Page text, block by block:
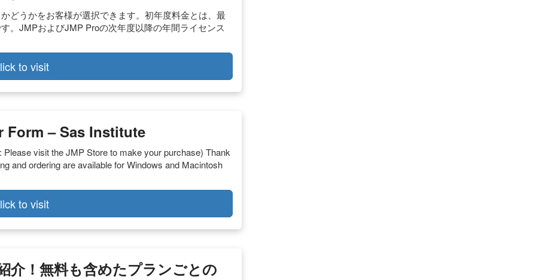
どうかをお客様が選択できます。初年度料金とは、最
。JMPおよびJMP Proの次年度以降の年間ライセンス
to visit
Form – Sas Institute
visit the JMP Store to make your purchase) Thank
and ordering are available for Windows and Macintosh
to visit
介！無料も含めたプランごとの